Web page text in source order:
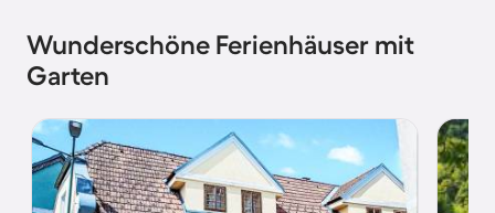
Wunderschöne Ferienhäuser mit
Garten